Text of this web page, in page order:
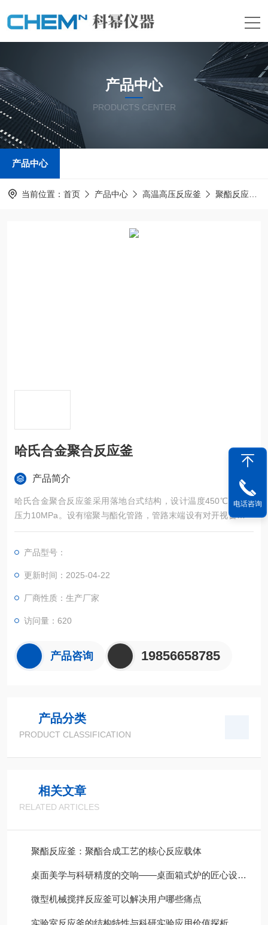
产品中心
PRODUCTS CENTER
产品中心
当前位置： 首页 产品中心 高温高压反应釜 聚酯反应釜
哈氏合金聚合反应釜
产品简介
哈氏合金聚合反应釜采用落地台式结构，设计温度450℃，设计
压力10MPa。设有缩聚与酯化管路，管路末端设有对开视窗收集
罐可直观显示收集效果。
产品型号：
更新时间：2025-04-22
厂商性质：生产厂家
访问量：620
产品咨询 19856658785
产品分类
PRODUCT CLASSIFICATION
相关文章
RELATED ARTICLES
聚酯反应釜：聚酯合成工艺的核心反应载体
桌面美学与科研精度的交响——桌面箱式炉的匠心设计与应用实践
微型机械搅拌反应釜可以解决用户哪些痛点
实验室反应釜的结构特性与科研实验应用价值探析
电话咨询